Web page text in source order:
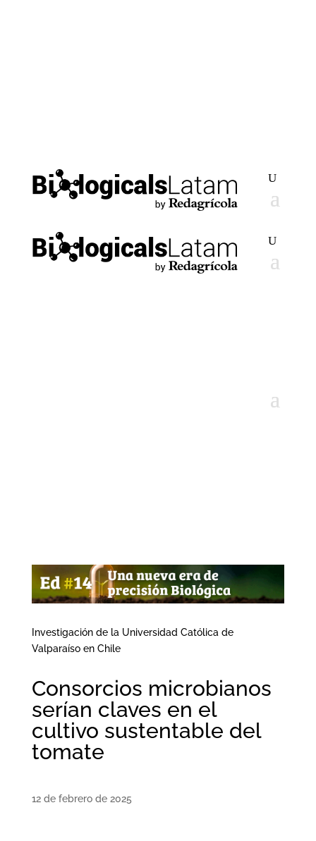
Investigación de la Universidad Católica de
Valparaíso en Chile
Consorcios microbianos
serían claves en el
cultivo sustentable del
tomate
12 de febrero de 2025